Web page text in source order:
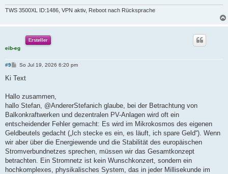
TWS 3500XL ID:1486, VPN aktiv, Reboot nach Rücksprache
Ersteller
eib-eg
#9
B
i
a
So Jul 19, 2026 6:20 pm
Ki Text
Hallo zusammen,
hallo Stefan, @AndererStefanich glaube, bei der Betrachtung von
Balkonkraftwerken und dezentralen PV-Anlagen wird oft ein
entscheidender Fehler gemacht: Es wird im Mikrokosmos des eigenen
Geldbeutels gedacht („Ich stecke es ein, es läuft, ich spare Geld“). Wenn
wir aber über die Energiewende und die Stabilität des europäischen
Stromverbundnetzes sprechen, müssen wir das Gesamtkonzept
betrachten. Ein Stromnetz ist kein Wunschkonzert, sondern ein
hochkomplexes, physikalisches System, das in jeder Millisekunde im